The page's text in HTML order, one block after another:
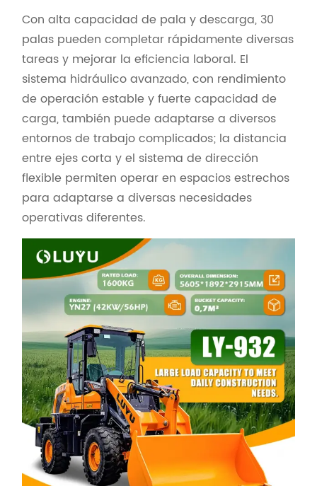
Con alta capacidad de pala y descarga, 30
palas pueden completar rápidamente diversas
tareas y mejorar la eficiencia laboral. El
sistema hidráulico avanzado, con rendimiento
de operación estable y fuerte capacidad de
carga, también puede adaptarse a diversos
entornos de trabajo complicados; la distancia
entre ejes corta y el sistema de dirección
flexible permiten operar en espacios estrechos
para adaptarse a diversas necesidades
operativas diferentes.